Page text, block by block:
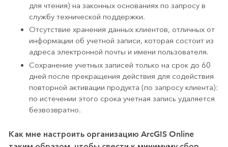
для чтения) на законных основаниях по запросу в
службу технической поддержки.
Отсутствие хранения данных клиентов, отличных от
информации об учетной записи, которая состоит из
адреса электронной почты и имени пользователя.
Сохранение учетных записей только на срок до 60
дней после прекращения действия для содействия
повторной активации продукта (по запросу клиента):
по истечении этого срока учетная запись удаляется
безвозвратно.
Как мне настроить организацию ArcGIS Online